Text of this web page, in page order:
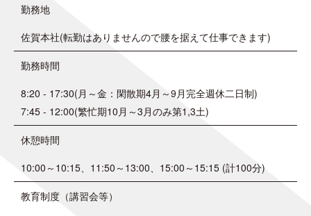
勤務地
佐賀本社(転勤はありませんので腰を据えて仕事できます)
勤務時間
8:20 - 17:30(月～金：閑散期4月～9月完全週休二日制)
7:45 - 12:00(繁忙期10月～3月のみ第1,3土)
休憩時間
10:00～10:15、11:50～13:00、15:00～15:15 (計100分)
教育制度（講習会等）